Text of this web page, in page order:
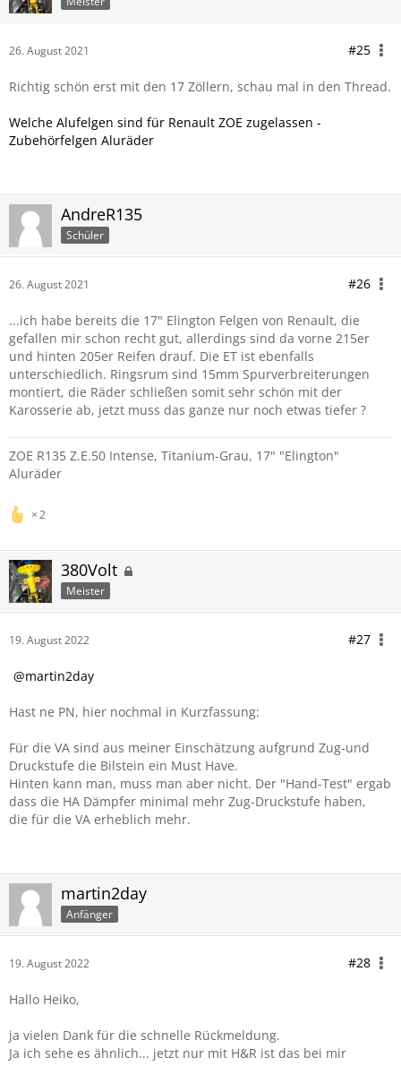
26. August 2021 #25
Richtig schön erst mit den 17 Zöllern, schau mal in den Thread.
Welche Alufelgen sind für Renault ZOE zugelassen -
Zubehörfelgen Aluräder
AndreR135
Schüler
26. August 2021 #26
...ich habe bereits die 17" Elington Felgen von Renault, die
gefallen mir schon recht gut, allerdings sind da vorne 215er
und hinten 205er Reifen drauf. Die ET ist ebenfalls
unterschiedlich. Ringsrum sind 15mm Spurverbreiterungen
montiert, die Räder schließen somit sehr schön mit der
Karosserie ab, jetzt muss das ganze nur noch etwas tiefer ?
ZOE R135 Z.E.50 Intense, Titanium-Grau, 17" "Elington"
Aluräder
2
380Volt
Meister
19. August 2022 #27
martin2day
Hast ne PN, hier nochmal in Kurzfassung:
Für die VA sind aus meiner Einschätzung aufgrund Zug-und
Druckstufe die Bilstein ein Must Have.
Hinten kann man, muss man aber nicht. Der "Hand-Test" ergab
dass die HA Dämpfer minimal mehr Zug-Druckstufe haben,
die für die VA erheblich mehr.
martin2day
Anfänger
19. August 2022 #28
Hallo Heiko,
ja vielen Dank für die schnelle Rückmeldung.
Ja ich sehe es ähnlich... jetzt nur mit H&R ist das bei mir